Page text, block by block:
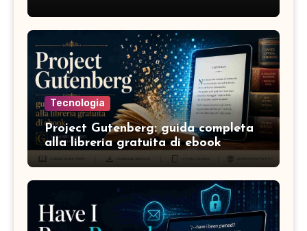
Tecnologia
Project Gutenberg: guida completa
alla libreria gratuita di ebook